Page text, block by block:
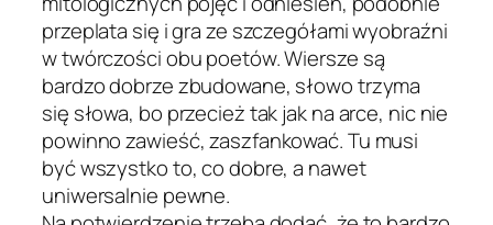
przeplata się i gra ze szczegółami wyobraźni
w twórczości obu poetów. Wiersze są
bardzo dobrze zbudowane, słowo trzyma
się słowa, bo przecież tak jak na arce, nic nie
powinno zawieść, zaszfankować. Tu musi
być wszystko to, co dobre, a nawet
uniwersalnie pewne.